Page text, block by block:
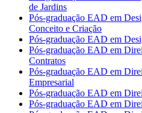
de Jardins
Pós-graduação EAD em
Conceito e Criação
Pós-graduação EAD em
Pós-graduação EAD em
Contratos
Pós-graduação EAD em
Empresarial
Pós-graduação EAD em
Pós-graduação EAD em